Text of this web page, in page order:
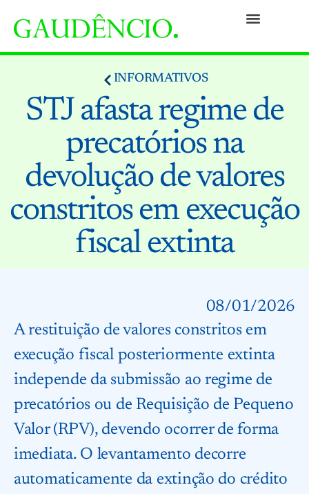
INFORMATIVOS
STJ afasta regime de
precatórios na
devolução de valores
constritos em execução
fiscal extinta
08/01/2026
A restituição de valores constritos em
execução fiscal posteriormente extinta
independe da submissão ao regime de
precatórios ou de Requisição de Pequeno
Valor (RPV), devendo ocorrer de forma
imediata. O levantamento decorre
automaticamente da extinção do crédito